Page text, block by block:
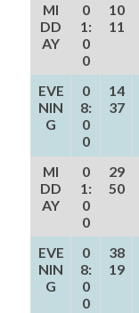
MI
DD
AY
0
1:
0
0
10
11
EVE
NIN
G
0
8:
0
0
14
37
MI
DD
AY
0
1:
0
0
29
50
EVE
NIN
G
0
8:
0
0
38
19